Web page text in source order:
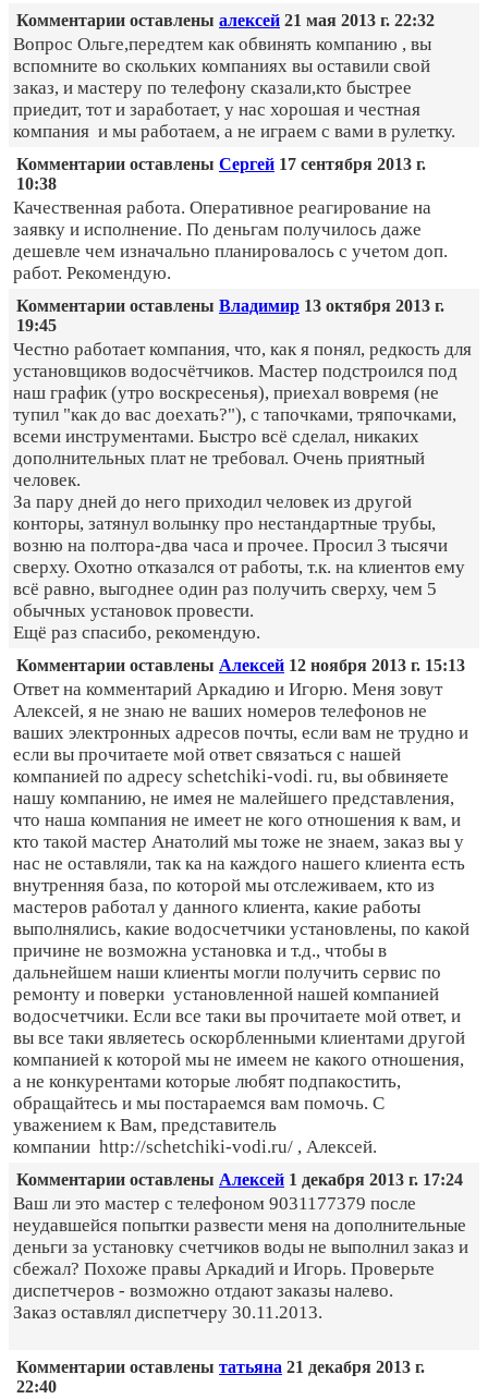
Комментарии оставлены алексей 21 мая 2013 г. 22:32
Вопрос Ольге,передтем как обвинять компанию , вы
вспомните во скольких компаниях вы оставили свой
заказ, и мастеру по телефону сказали,кто быстрее
приедит, тот и заработает, у нас хорошая и честная
компания и мы работаем, а не играем с вами в рулетку.
Комментарии оставлены Сергей 17 сентября 2013 г.
10:38
Качественная работа. Оперативное реагирование на
заявку и исполнение. По деньгам получилось даже
дешевле чем изначально планировалось с учетом доп.
работ. Рекомендую.
Комментарии оставлены Владимир 13 октября 2013 г.
19:45
Честно работает компания, что, как я понял, редкость для
установщиков водосчётчиков. Мастер подстроился под
наш график (утро воскресенья), приехал вовремя (не
тупил "как до вас доехать?"), с тапочками, тряпочками,
всеми инструментами. Быстро всё сделал, никаких
дополнительных плат не требовал. Очень приятный
человек.
За пару дней до него приходил человек из другой
конторы, затянул волынку про нестандартные трубы,
возню на полтора-два часа и прочее. Просил 3 тысячи
сверху. Охотно отказался от работы, т.к. на клиентов ему
всё равно, выгоднее один раз получить сверху, чем 5
обычных установок провести.
Ещё раз спасибо, рекомендую.
Комментарии оставлены Алексей 12 ноября 2013 г. 15:13
Ответ на комментарий Аркадию и Игорю. Меня зовут
Алексей, я не знаю не ваших номеров телефонов не
ваших электронных адресов почты, если вам не трудно и
если вы прочитаете мой ответ связаться с нашей
компанией по адресу schetchiki-vodi. ru, вы обвиняете
нашу компанию, не имея не малейшего представления,
что наша компания не имеет не кого отношения к вам, и
кто такой мастер Анатолий мы тоже не знаем, заказ вы у
нас не оставляли, так ка на каждого нашего клиента есть
внутренняя база, по которой мы отслеживаем, кто из
мастеров работал у данного клиента, какие работы
выполнялись, какие водосчетчики установлены, по какой
причине не возможна установка и т.д., чтобы в
дальнейшем наши клиенты могли получить сервис по
ремонту и поверки установленной нашей компанией
водосчетчики. Если все таки вы прочитаете мой ответ, и
вы все таки являетесь оскорбленными клиентами другой
компанией к которой мы не имеем не какого отношения,
а не конкурентами которые любят подпакостить,
обращайтесь и мы постараемся вам помочь. С
уважением к Вам, представитель
компании http://schetchiki-vodi.ru/ , Алексей.
Комментарии оставлены Алексей 1 декабря 2013 г. 17:24
Ваш ли это мастер с телефоном 9031177379 после
неудавшейся попытки развести меня на дополнительные
деньги за установку счетчиков воды не выполнил заказ и
сбежал? Похоже правы Аркадий и Игорь. Проверьте
диспетчеров - возможно отдают заказы налево.
Заказ оставлял диспетчеру 30.11.2013.
Комментарии оставлены татьяна 21 декабря 2013 г.
22:40